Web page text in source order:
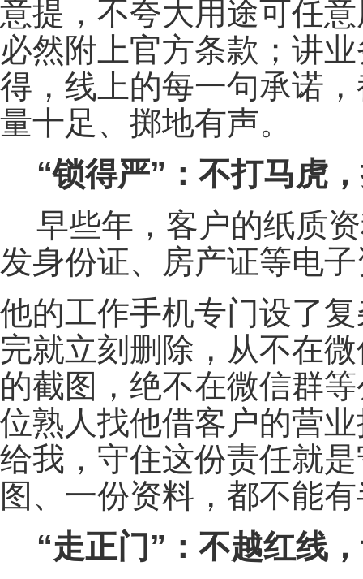
意提，不夸大用途可任
必然附上官方条款；讲
得，线上的每一句承诺
量十足、掷地有声。
“锁得严”：不打马虎
早些年，客户的纸质
发身份证、房产证等电
他的工作手机专门设了
完就立刻删除，从不在
的截图，绝不在微信群
位熟人找他借客户的营
给我，守住这份责任就
图、一份资料，都不能
“走正门”：不越红线